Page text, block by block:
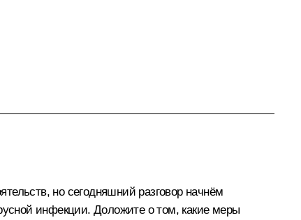
но сегодняшний разговор начнём
инфекции. Доложите о том, какие меры